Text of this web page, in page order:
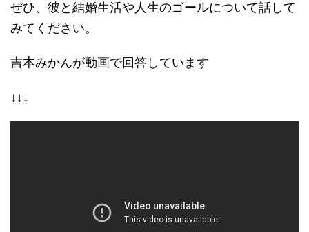
ぜひ、彼と結婚生活や人生のゴールについて話して
みてください。
吉本みかんが動画で回答しています
↓↓↓